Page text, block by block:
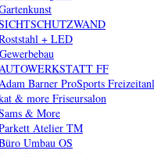
+ LED
AUTOWERKSTATT FF
Adam Barner ProSports
& more Friseursalon
& More
Atelier TM
Umbau OS